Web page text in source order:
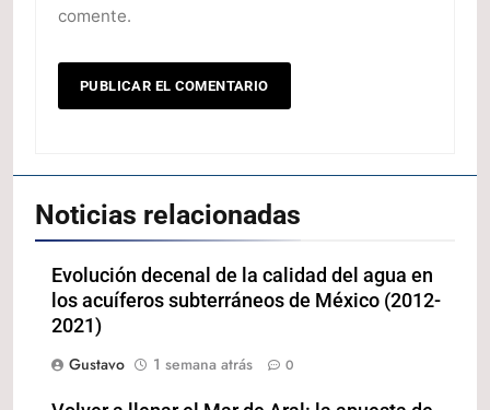
comente.
Noticias relacionadas
Evolución decenal de la calidad del agua en
los acuíferos subterráneos de México (2012-
2021)
Gustavo
1 semana atrás 0